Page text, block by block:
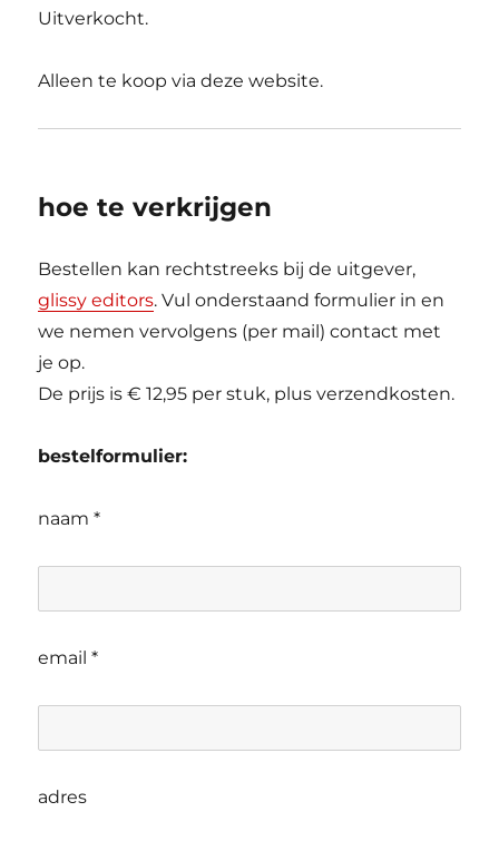
Uitverkocht.
Alleen te koop via deze website.
hoe te verkrijgen
Bestellen kan rechtstreeks bij de uitgever,
glissy editors. Vul onderstaand formulier in en
we nemen vervolgens (per mail) contact met
je op.
De prijs is € 12,95 per stuk, plus verzendkosten.
bestelformulier:
naam *
email *
adres